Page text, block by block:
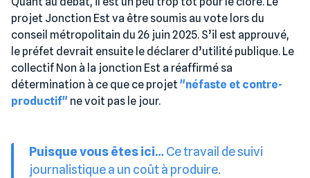
projet Jonction Est va être soumis au vote lors du
conseil métropolitain du 26 juin 2025. S’il est approuvé,
le préfet devrait ensuite le déclarer d’utilité publique. Le
collectif Non à la jonction Est a réaffirmé sa
détermination à ce que ce projet "néfaste et contre-
productif" ne voit pas le jour.
Puisque vous êtes ici…Ce travail de suivi
journalistique a un coût à produire.